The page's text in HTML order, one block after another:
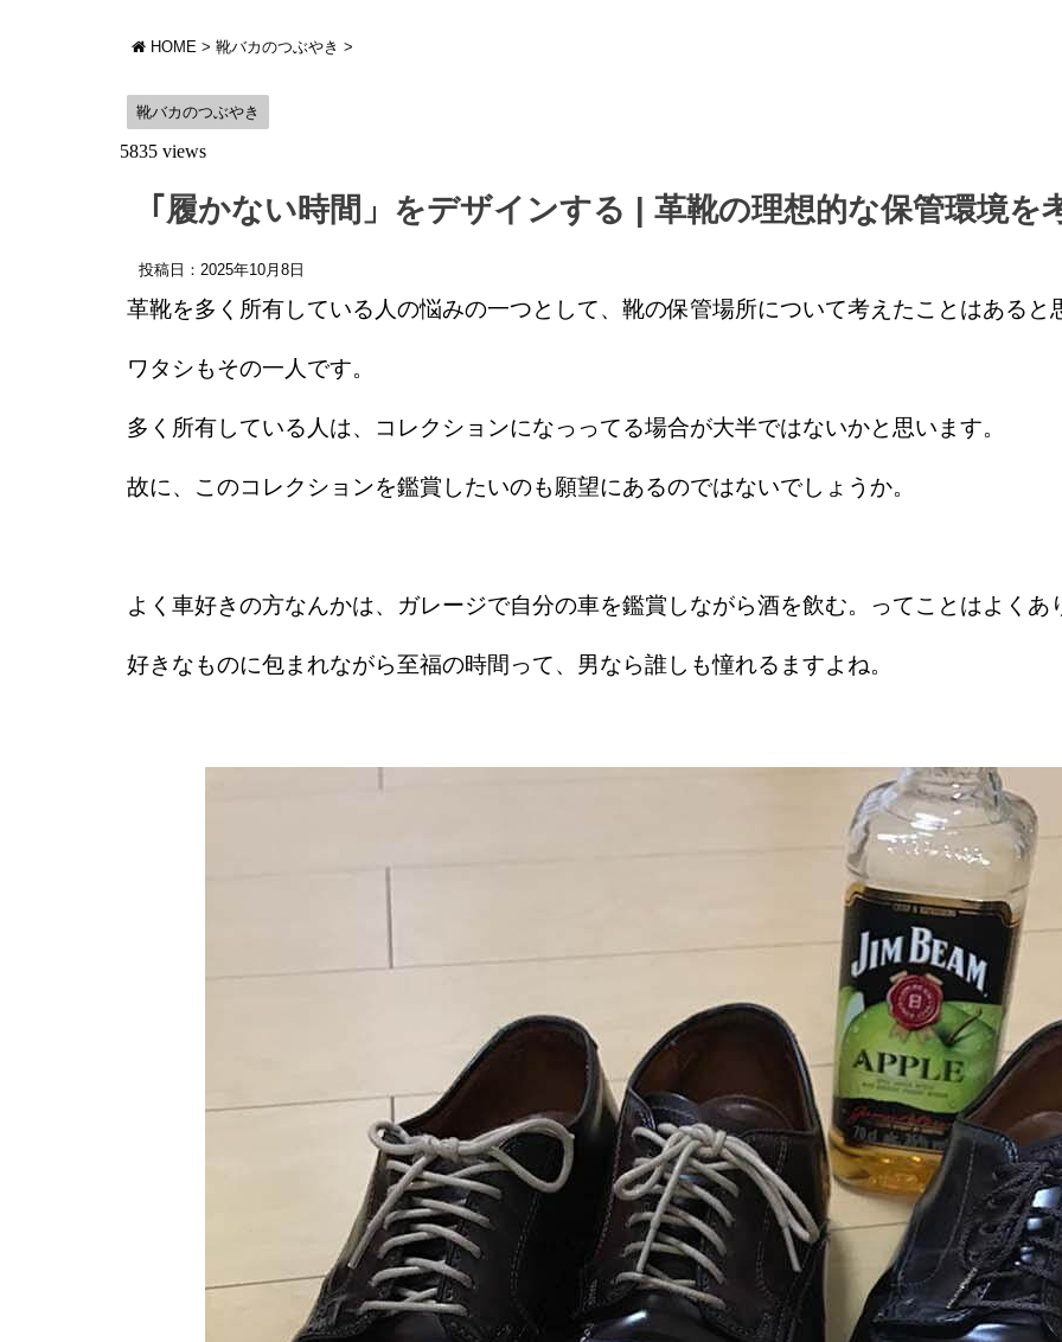
HOME > 靴バカのつぶやき >
靴バカのつぶやき
5835 views
｢履かない時間」をデザインする | 革靴の理想的な保管環境を
投稿日： 2025年10月8日
革靴を多く所有している人の悩みの一つとして、靴の保管場所について考えたことはあると
ワタシもその一人です。
多く所有している人は、コレクションになっってる場合が大半ではないかと思います。
故に、このコレクションを鑑賞したいのも願望にあるのではないでしょうか。
よく車好きの方なんかは、ガレージで自分の車を鑑賞しながら酒を飲む。ってことはよくあ
好きなものに包まれながら至福の時間って、男なら誰しも憧れるますよね。